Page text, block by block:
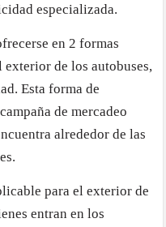
especializada.
en 2 formas
exterior de los autobuses,
Esta forma de
de mercadeo
alrededor de las
para el exterior de
entran en los